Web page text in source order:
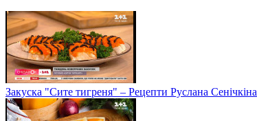
Закуска "Сите тигреня" – Рецепти Руслана Сенічкіна